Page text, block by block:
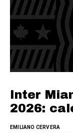
Inter
2026:
EMILIANO CERVERA